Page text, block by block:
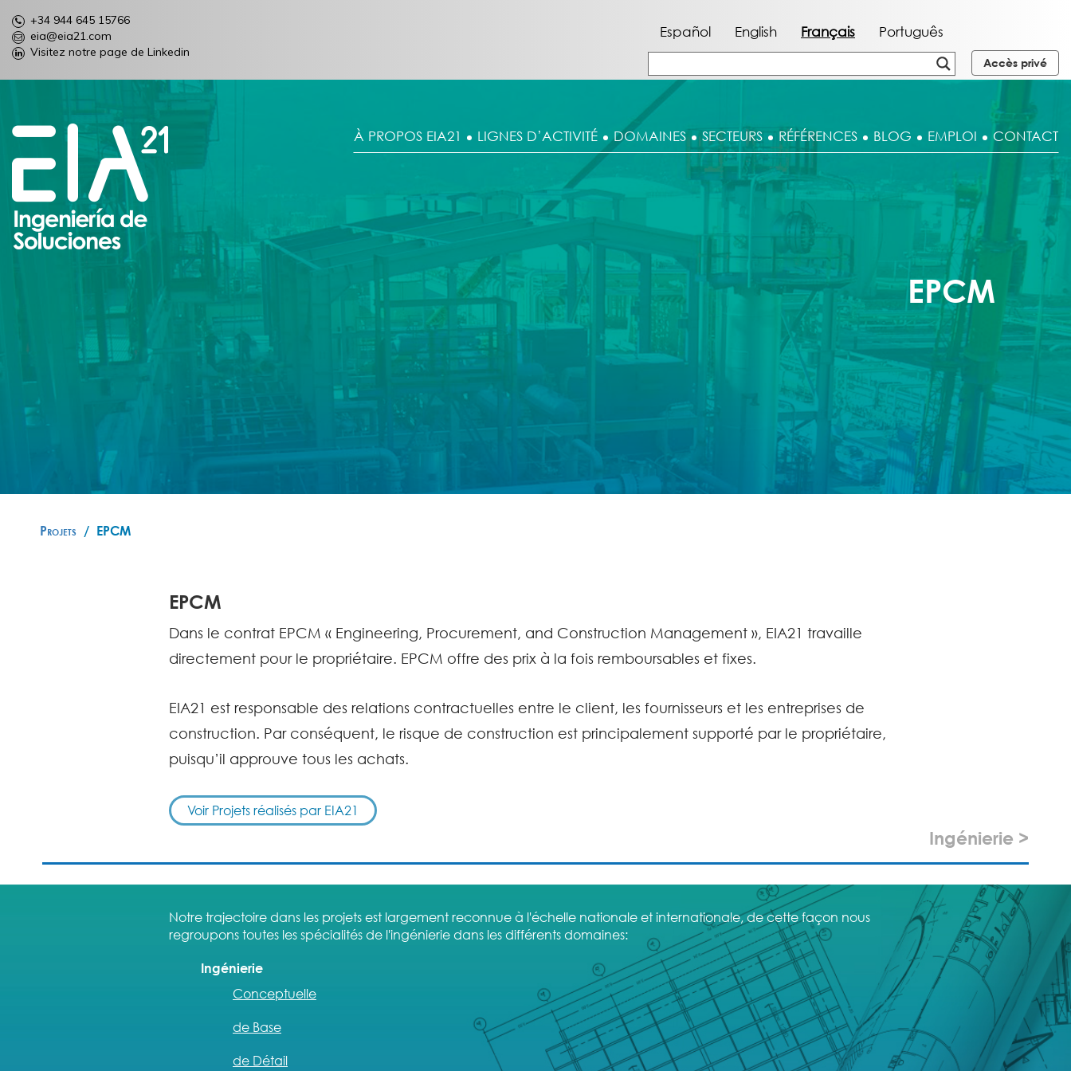
+34 944 645 15766
eia@eia21.com
Visitez notre page de Linkedin
Español English Français Português
Accès privé
À PROPOS EIA21 LIGNES D’ACTIVITÉ DOMAINES SECTEURS RÉFÉRENCES BLOG EMPLOI CONTACT
EPCM
Projets EPCM
EPCM
Dans le contrat EPCM « Engineering, Procurement, and Construction Management », EIA21 travaille
directement pour le propriétaire. EPCM offre des prix à la fois remboursables et fixes.
EIA21 est responsable des relations contractuelles entre le client, les fournisseurs et les entreprises de
construction. Par conséquent, le risque de construction est principalement supporté par le propriétaire,
puisqu’il approuve tous les achats.
Voir Projets réalisés par EIA21
Ingénierie >
Notre trajectoire dans les projets est largement reconnue à l'échelle nationale et internationale, de cette façon nous
regroupons toutes les spécialités de l'ingénierie dans les différents domaines:
Ingénierie
Conceptuelle
de Base
de Détail